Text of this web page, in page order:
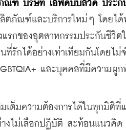
ภัณฑ์ บริษัท เอฟดับบลิวดี ประ
ตภัณฑ์และบริการใหม่ๆ โดยไ
รกของอุตสาหกรรมประกันชีวิต
รักได้อย่างเท่าเทียมกันโดยไม่
และบุคคลที่มีความผู
มความต้องการได้ในทุกมิติที่
งไม่เลือกปฏิบัติ สะท้อนแนวคิด